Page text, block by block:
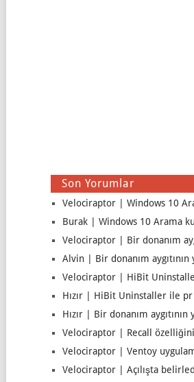
Son Yorumlar
Velociraptor | Windows 10
Burak | Windows 10 Arama
Velociraptor | Bir donanım
Alvin | Bir donanım aygıtının
Velociraptor | HiBit
Hızır | HiBit Uninstaller ile pr
Hızır | Bir donanım aygıtının
Velociraptor | Recall
Velociraptor | Ventoy
Velociraptor | Açılışta